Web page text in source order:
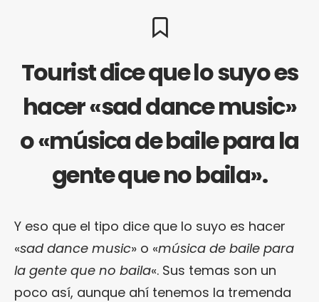
Tourist dice que lo suyo es
hacer «sad dance music»
o «música de baile para la
gente que no baila».
Y eso que el tipo dice que lo suyo es hacer
«sad dance music» o «música de baile para
la gente que no baila«. Sus temas son un
poco así, aunque ahí tenemos la tremenda